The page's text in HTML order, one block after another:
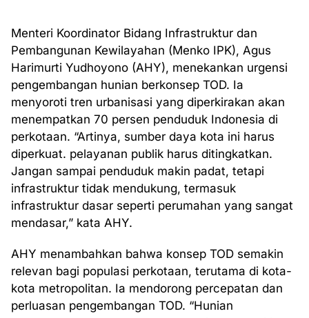
Menteri Koordinator Bidang Infrastruktur dan
Pembangunan Kewilayahan (Menko IPK), Agus
Harimurti Yudhoyono (AHY), menekankan urgensi
pengembangan hunian berkonsep TOD. Ia
menyoroti tren urbanisasi yang diperkirakan akan
menempatkan 70 persen penduduk Indonesia di
perkotaan. “Artinya, sumber daya kota ini harus
diperkuat. pelayanan publik harus ditingkatkan.
Jangan sampai penduduk makin padat, tetapi
infrastruktur tidak mendukung, termasuk
infrastruktur dasar seperti perumahan yang sangat
mendasar,” kata AHY.
AHY menambahkan bahwa konsep TOD semakin
relevan bagi populasi perkotaan, terutama di kota-
kota metropolitan. Ia mendorong percepatan dan
perluasan pengembangan TOD. “Hunian